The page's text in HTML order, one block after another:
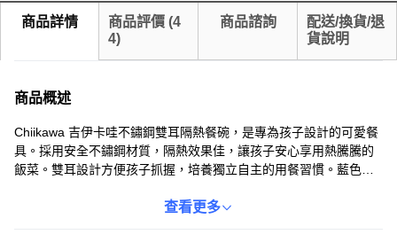
商品詳情 商品評價 (4
4)
商品諮詢
配送/換貨/退
貨說明
商品概述
Chiikawa 吉伊卡哇不鏽鋼雙耳隔熱餐碗，是專為孩子設計的可愛餐
具。採用安全不鏽鋼材質，隔熱效果佳，讓孩子安心享用熱騰騰的
飯菜。雙耳設計方便孩子抓握，培養獨立自主的用餐習慣。藍色外
材質方便攜帶，無論在家或外出，隨時享受美味餐點。讓 Chiikawa
查看更多